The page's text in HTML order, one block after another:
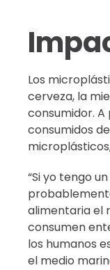
Los
cerveza, la
consumidor.
consumidos
“Si yo tengo
alimentaria el
consumen
los humanos
el medio